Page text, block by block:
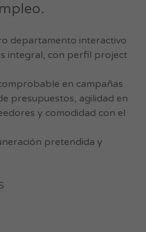
departamento interactivo
integral, con perfil project
en campañas
presupuestos, agilidad en
y comodidad con el
pretendida y